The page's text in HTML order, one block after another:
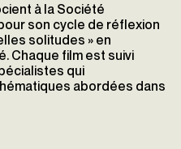
à la Société
son cycle de réflexion
solitudes » en
Chaque film est suivi
qui
abordées dans